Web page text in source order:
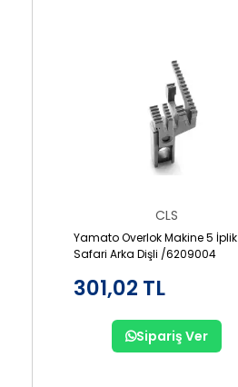
CLS
Yamato Overlok Makine 5 İplik
Safari Arka Dişli /6209004
301,02 TL
Sipariş Ver